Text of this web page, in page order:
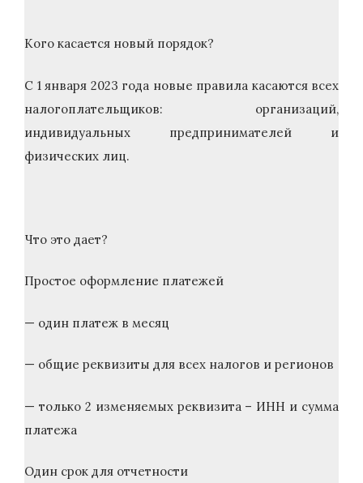
Кого касается новый порядок?
С 1 января 2023 года новые правила касаются всех
налогоплательщиков: организаций,
индивидуальных предпринимателей и
физических лиц.
Что это дает?
Простое оформление платежей
— один платеж в месяц
— общие реквизиты для всех налогов и регионов
— только 2 изменяемых реквизита – ИНН и сумма
платежа
Один срок для отчетности